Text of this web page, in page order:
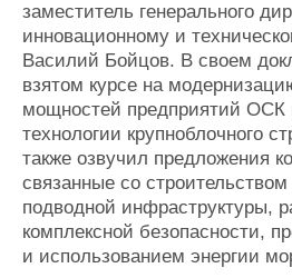
заместитель генерального
инновационному и
Василий Бойцов. В своем
взятом курсе на
мощностей предприятий ОСК
технологии крупноблочного
также озвучил предложения
связанные со
подводной инфраструктуры,
комплексной безопасности,
и использованием энергии